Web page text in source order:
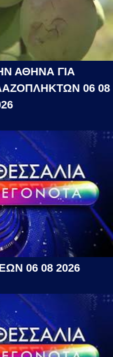
ΑΘΗΝΑ ΓΙΑ
06 08
06 08 2026